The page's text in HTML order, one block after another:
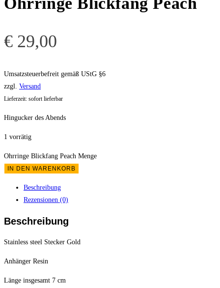
€ 29,00
Umsatzsteuerbefreit gemäß UStG §6
zzgl. Versand
Lieferzeit: sofort lieferbar
Hingucker des Abends
1 vorrätig
Ohrringe Blickfang Peach Menge
IN DEN WARENKORB
Beschreibung
Rezensionen (0)
Beschreibung
Stainless steel Stecker Gold
Anhänger Resin
Länge insgesamt 7 cm